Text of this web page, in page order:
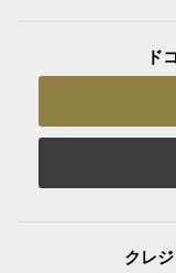
ド
クレ